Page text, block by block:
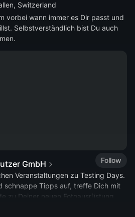
Switzerland
vorbei wann immer es Dir passt und
Selbstverständlich bist Du auch
GmbH
Follow
Veranstaltungen zu Testing Days.
schnappe Tipps auf, treffe Dich mit
zu Deiner neuen Fotoausrüstung.